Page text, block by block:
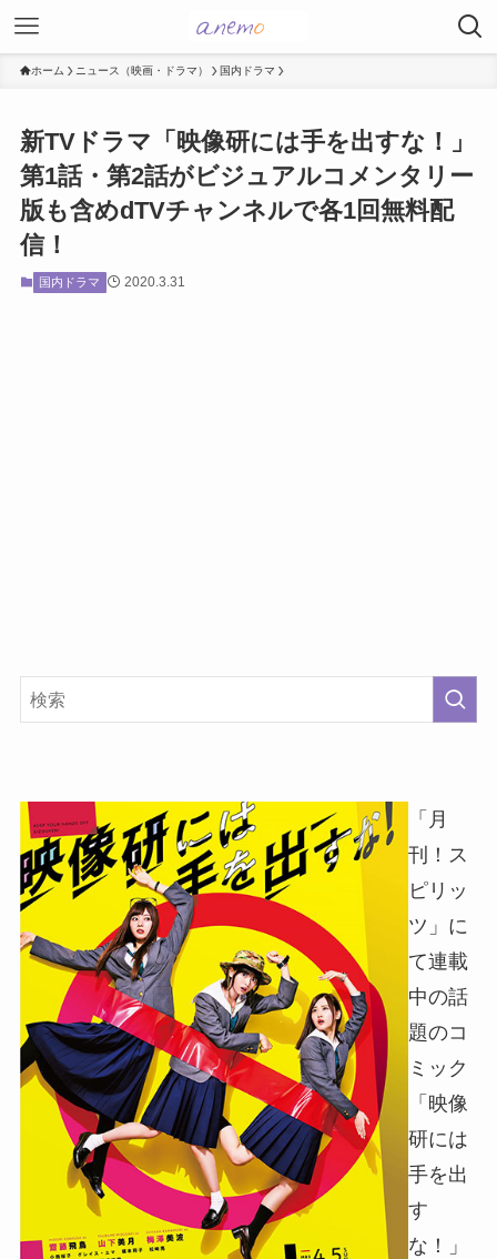
ホーム ニュース（映画・ドラマ） 国内ドラマ
新TVドラマ「映像研には手を出すな！」
第1話・第2話がビジュアルコメンタリー
版も含めdTVチャンネルで各1回無料配
信！
国内ドラマ 2020.3.31
「月
刊！ス
ピリッ
ツ」に
て連載
中の話
題のコ
ミック
「映像
研には
手を出
す
な！」